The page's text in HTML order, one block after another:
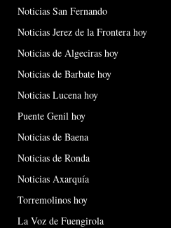
Noticias San Fernando
Noticias Jerez de la Frontera hoy
Noticias de Algeciras hoy
Noticias de Barbate hoy
Noticias Lucena hoy
Puente Genil hoy
Noticias de Baena
Noticias de Ronda
Noticias Axarquía
Torremolinos hoy
La Voz de Fuengirola